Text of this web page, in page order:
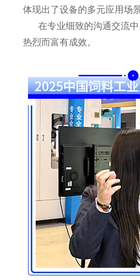
体现出了设备的多元应用场
在专业细致的沟通交流中
热烈而富有成效。